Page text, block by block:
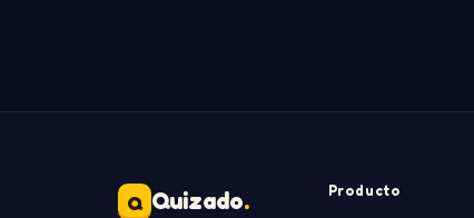
Q Quizado. Producto